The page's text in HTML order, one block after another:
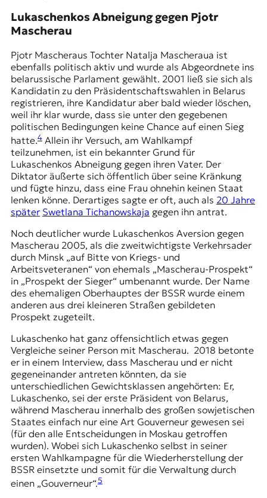
Lukaschenkos Abneigung gegen Pjotr
Mascherau
Pjotr Mascheraus Tochter Natalja Mascheraua ist
ebenfalls politisch aktiv und wurde als Abgeordnete ins
belarussische Parlament gewählt. 2001 ließ sie sich als
Kandidatin zu den Präsidentschaftswahlen in Belarus
registrieren, ihre Kandidatur aber bald wieder löschen,
weil ihr klar wurde, dass sie unter den gegebenen
politischen Bedingungen keine Chance auf einen Sieg
hatte.4Allein ihr Versuch, am Wahlkampf
teilzunehmen, ist ein bekannter Grund für
Lukaschenkos Abneigung gegen ihren Vater. Der
Diktator äußerte sich öffentlich über seine Kränkung
und fügte hinzu, dass eine Frau ohnehin keinen Staat
lenken könne. Derartiges sagte er oft, auch als 20 Jahre
später Swetlana Tichanowskaja gegen ihn antrat.
Noch deutlicher wurde Lukaschenkos Aversion gegen
Mascherau 2005, als die zweitwichtigste Verkehrsader
durch Minsk „auf Bitte von Kriegs- und
Arbeitsveteranen“ von ehemals „Mascherau-Prospekt“
in „Prospekt der Sieger“ umbenannt wurde. Der Name
des ehemaligen Oberhauptes der BSSR wurde einem
anderen aus drei kleineren Straßen gebildeten
Prospekt zugeteilt.
Lukaschenko hat ganz offensichtlich etwas gegen
Vergleiche seiner Person mit Mascherau. 2018 betonte
er in einem Interview, dass Mascherau und er nicht
gegeneinander antreten könnten, da sie
unterschiedlichen Gewichtsklassen angehörten: Er,
Lukaschenko, sei der erste Präsident von Belarus,
während Mascherau innerhalb des großen sowjetischen
Staates einfach nur eine Art Gouverneur gewesen sei
(für den alle Entscheidungen in Moskau getroffen
wurden). Wobei sich Lukaschenko selbst in seiner
ersten Wahlkampagne für die Wiederherstellung der
BSSR einsetzte und somit für die Verwaltung durch
einen „Gouverneur“.5